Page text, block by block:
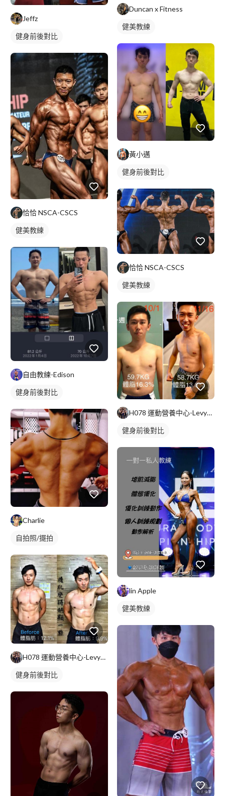
Jeffz
健身前後對比
恰恰 NSCA-CSCS
健美教練
自由教練-Edison
健身前後對比
Charlie
自拍照/擺拍
H078 運動營養中心-Levy教練
健身前後對比
Duncan x Fitness
健美教練
黃小邁
健身前後對比
恰恰 NSCA-CSCS
健美教練
H078 運動營養中心-Levy教練
健身前後對比
lin Apple
健美教練